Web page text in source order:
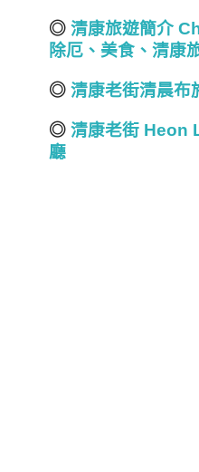
◎ 清康旅遊簡介
除厄、美食、清康
◎ 清康老街清晨
◎ 清康老街 Heon
廳